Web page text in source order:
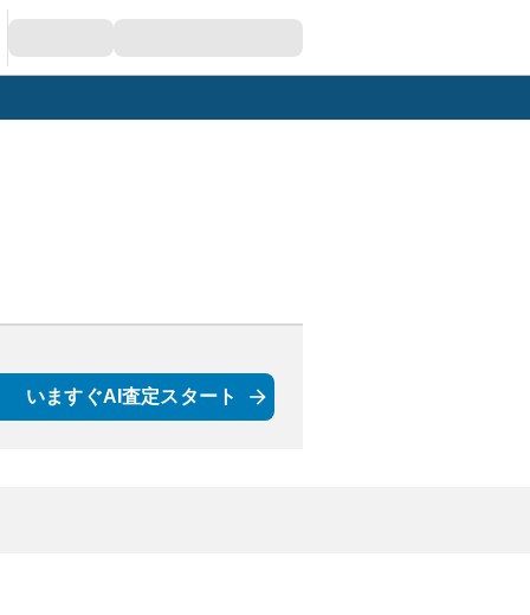
いますぐAI査定スタート